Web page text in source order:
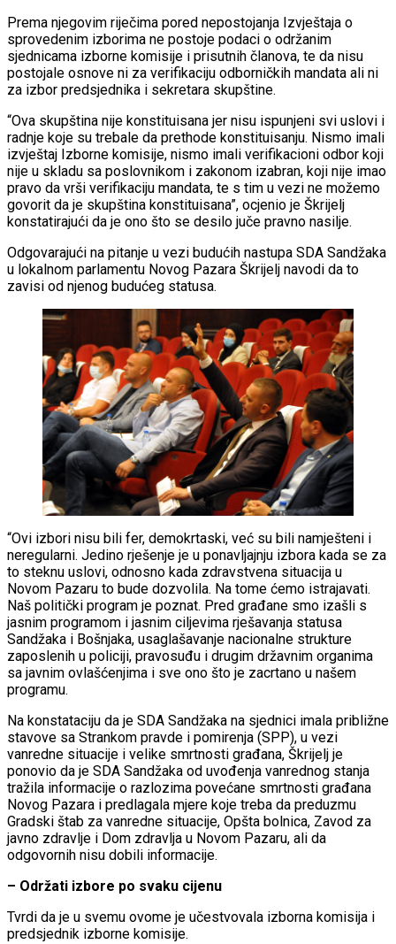
Prema njegovim riječima pored nepostojanja Izvještaja o
sprovedenim izborima ne postoje podaci o održanim
sjednicama izborne komisije i prisutnih članova, te da nisu
postojale osnove ni za verifikaciju odborničkih mandata ali ni
za izbor predsjednika i sekretara skupštine.
“Ova skupština nije konstituisana jer nisu ispunjeni svi uslovi i
radnje koje su trebale da prethode konstituisanju. Nismo imali
izvještaj Izborne komisije, nismo imali verifikacioni odbor koji
nije u skladu sa poslovnikom i zakonom izabran, koji nije imao
pravo da vrši verifikaciju mandata, te s tim u vezi ne možemo
govorit da je skupština konstituisana”, ocjenio je Škrijelj
konstatirajući da je ono što se desilo juče pravno nasilje.
Odgovarajući na pitanje u vezi budućih nastupa SDA Sandžaka
u lokalnom parlamentu Novog Pazara Škrijelj navodi da to
zavisi od njenog budućeg statusa.
“Ovi izbori nisu bili fer, demokrtaski, već su bili namješteni i
neregularni. Jedino rješenje je u ponavljajnju izbora kada se za
to steknu uslovi, odnosno kada zdravstvena situacija u
Novom Pazaru to bude dozvolila. Na tome ćemo istrajavati.
Naš politički program je poznat. Pred građane smo izašli s
jasnim programom i jasnim ciljevima rješavanja statusa
Sandžaka i Bošnjaka, usaglašavanje nacionalne strukture
zaposlenih u policiji, pravosuđu i drugim državnim organima
sa javnim ovlašćenjima i sve ono što je zacrtano u našem
programu.
Na konstataciju da je SDA Sandžaka na sjednici imala približne
stavove sa Strankom pravde i pomirenja (SPP), u vezi
vanredne situacije i velike smrtnosti građana, Škrijelj je
ponovio da je SDA Sandžaka od uvođenja vanrednog stanja
tražila informacije o razlozima povećane smrtnosti građana
Novog Pazara i predlagala mjere koje treba da preduzmu
Gradski štab za vanredne situacije, Opšta bolnica, Zavod za
javno zdravlje i Dom zdravlja u Novom Pazaru, ali da
odgovornih nisu dobili informacije.
– Održati izbore po svaku cijenu
Tvrdi da je u svemu ovome je učestvovala izborna komisija i
predsjednik izborne komisije.